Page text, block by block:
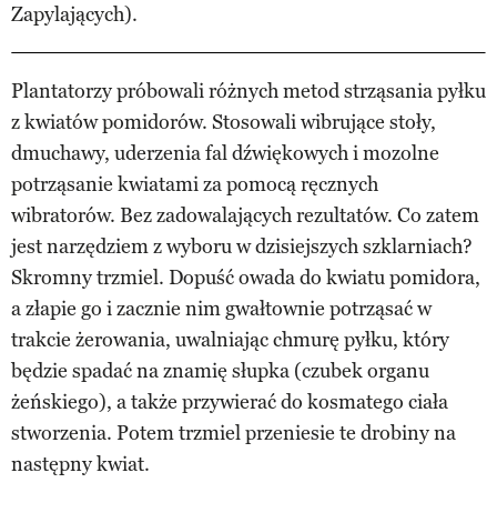
Zapylających).
Plantatorzy próbowali różnych metod strząsania pyłku
z kwiatów pomidorów. Stosowali wibrujące stoły,
dmuchawy, uderzenia fal dźwiękowych i mozolne
potrząsanie kwiatami za pomocą ręcznych
wibratorów. Bez zadowalających rezultatów. Co zatem
jest narzędziem z wyboru w dzisiejszych szklarniach?
Skromny trzmiel. Dopuść owada do kwiatu pomidora,
a złapie go i zacznie nim gwałtownie potrząsać w
trakcie żerowania, uwalniając chmurę pyłku, który
będzie spadać na znamię słupka (czubek organu
żeńskiego), a także przywierać do kosmatego ciała
stworzenia. Potem trzmiel przeniesie te drobiny na
następny kwiat.